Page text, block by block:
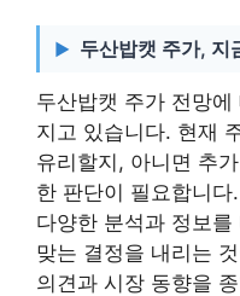
두산밥캣 주가, 지
두산밥캣 주가 전망
지고 있습니다. 현재
유리할지, 아니면 추
한 판단이 필요합니
다양한 분석과 정보
맞는 결정을 내리는
의견과 시장 동향을